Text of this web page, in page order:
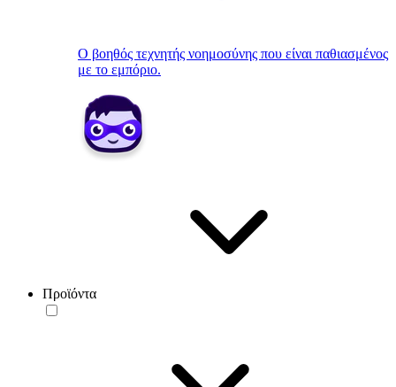
Ο βοηθός τεχνητής νοημοσύνης που είναι παθιασμένος
με το εμπόριο.
Προϊόντα